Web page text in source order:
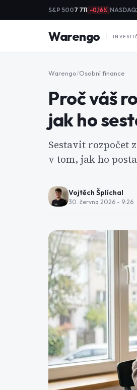
S&P 5007 711 −0,16% NASDAQ
Warengo
Warengo/Osobní finance
Proč váš
jak ho
Sestavit rozpočet
v tom, jak ho
Vojtěch Šplíchal
30. června 2026 - 9:26